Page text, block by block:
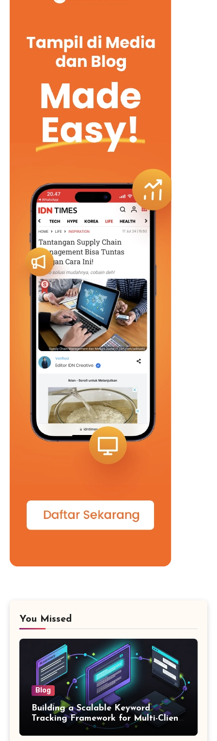
You Missed
Blog
Building a Scalable Keyword
Tracking Framework for Multi-Client
SEO Agencies